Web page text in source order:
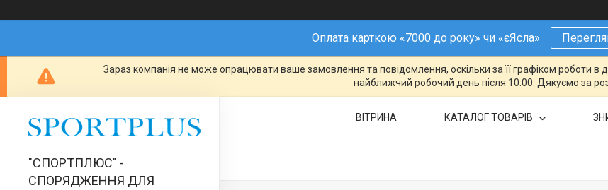
Оплата карткою «7000 до року» чи «єЯсла»
Зараз компанія не може опрацювати ваше замовлення та повідомлення, оскільки за її графіком роботи
найближчий робочий день після 10:00. Дякуємо за
"СПОРТПЛЮС" -
СПОРЯДЖЕННЯ ДЛЯ
ВІТРИНА КАТАЛОГ ТОВАРІВ